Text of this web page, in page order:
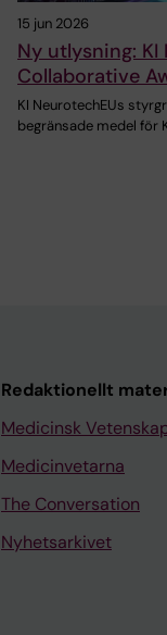
15 jun 2026
Ny utlysning: KI
Collaborative
KI NeurotechEUs
begränsade medel för
Redaktionellt
Medicinsk
Medicinvetarna
The Conversation
Nyhetsarkivet